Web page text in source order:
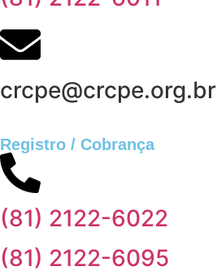
crcpe@crcpe.org.br
Registro / Cobrança
(81) 2122-6022
(81) 2122-6095